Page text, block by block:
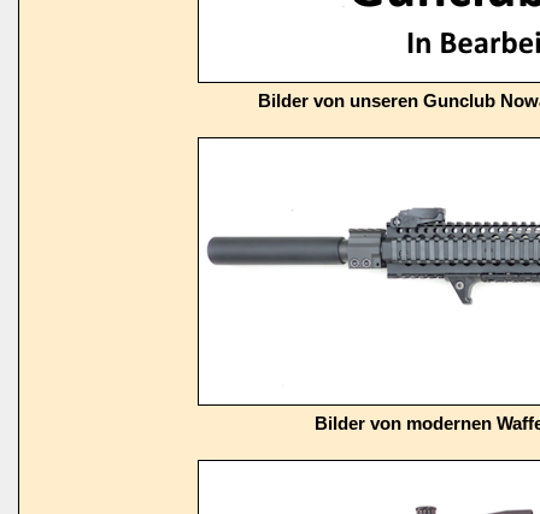
Bilder von unseren Gunclub
Bilder von modernen